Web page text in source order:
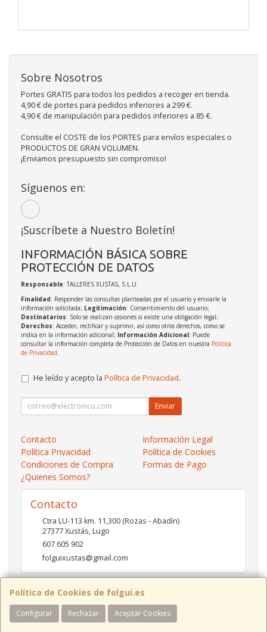
Política de Cookies de folgui.es
Configurar Rechazar Aceptar Cookies
Sobre Nosotros
Portes GRATIS para todos los pedidos a recoger en tienda.
4,90 € de portes para pedidos inferiores a 299 €.
4,90 € de manipulación para pedidos inferiores a 85 €.
Consulte el COSTE de los PORTES para envíos especiales o
PRODUCTOS DE GRAN VOLUMEN.
¡Enviamos presupuesto sin compromiso!
Síguenos en:
¡Suscríbete a Nuestro Boletín!
INFORMACIÓN BÁSICA SOBRE
PROTECCIÓN DE DATOS
Responsable: TALLERES XUSTAS, S.L.U.
Finalidad: Responder las consultas planteadas por el usuario y enviarle la
información solicitada; Legitimación: Consentimiento del usuario;
Destinatarios: Solo se realizan cesiones si existe una obligación legal;
Derechos: Acceder, rectificar y suprimir, así como otros derechos, como se
indica en la información adicional; Información Adicional: Puede
consultar la información completa de Protección de Datos en nuestra Política
de Privacidad
He leído y acepto la Política de Privacidad.
Enviar
Contacto
Información Legal
Política Privacidad
Política de Cookies
Condiciones de Compra
Formas de Pago
¿Quienes Somos?
Contacto
Ctra LU-113 km. 11,300 (Rozas - Abadín)
27377Xustás,Lugo
607 605 902
folguixustas@gmail.com
Horario
Lunes a viernes de 10:00 a 14:00 y de 16:00 a 20:00.
Sábados de 10:00 a 14:00 y de 16:00 a 19:00